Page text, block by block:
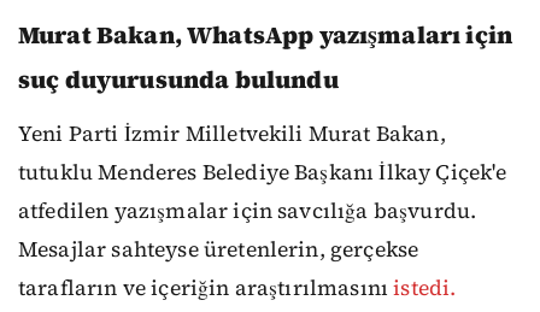
Murat Bakan, WhatsApp yazışmaları için
suç duyurusunda bulundu
Yeni Parti İzmir Milletvekili Murat Bakan,
tutuklu Menderes Belediye Başkanı İlkay Çiçek'e
atfedilen yazışmalar için savcılığa başvurdu.
Mesajlar sahteyse üretenlerin, gerçekse
tarafların ve içeriğin araştırılmasınıistedi.